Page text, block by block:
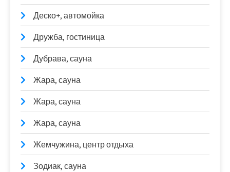
Деско+, автомойка
Дружба, гостиница
Дубрава, сауна
Жара, сауна
Жара, сауна
Жара, сауна
Жемчужина, центр отдыха
Зодиак, сауна